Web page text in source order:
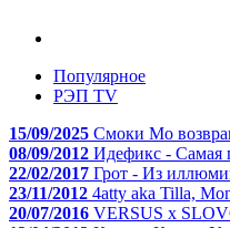
Популярное
РЭП TV
15/09/2025 Смоки Мо
08/09/2012 Идефикс - Самая
22/02/2017 Грот - Из
23/11/2012 4atty aka Tilla,
20/07/2016 VERSUS x